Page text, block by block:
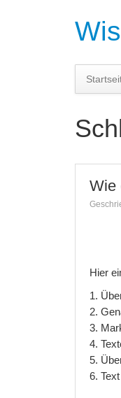
Wie
Hier
1.
2.
3.
4.
5.
6.